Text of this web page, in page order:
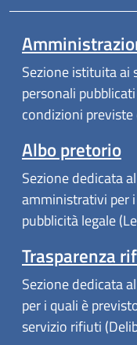
Sezione istituita ai
personali
condizioni
Albo pretorio
Sezione dedicata
amministrativi per
pubblicità legale
Trasparenza
Sezione dedicata
per i quali è
servizio rifiuti